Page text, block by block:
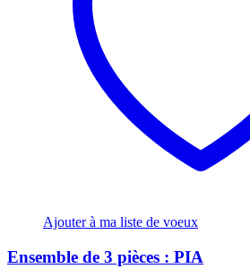
Ajouter à ma liste de voeux
Ensemble de 3 pièces : PIA